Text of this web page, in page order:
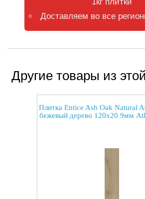
Доставляем во все
Другие товары из
Плитка Entice Ash Oak Natural
бежевый дерево 120x20 9мм